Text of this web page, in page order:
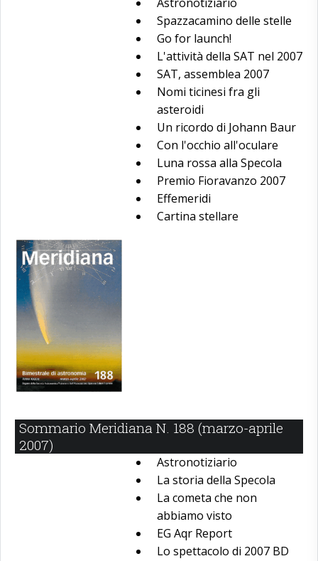
Spazzacamino delle stelle
Go for launch!
L'attività della SAT nel 2007
SAT, assemblea 2007
Nomi ticinesi fra gli
asteroidi
Un ricordo di Johann Baur
Con l'occhio all'oculare
Luna rossa alla Specola
Premio Fioravanzo 2007
Effemeridi
Cartina stellare
Sommario Meridiana N. 188 (marzo-aprile
2007)
Astronotiziario
La storia della Specola
La cometa che non
abbiamo visto
EG Aqr Report
Lo spettacolo di 2007 BD